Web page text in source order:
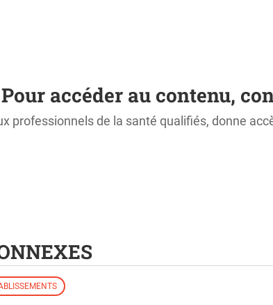
Pour accéder au contenu,
professionnels de la santé qualifiés, donne